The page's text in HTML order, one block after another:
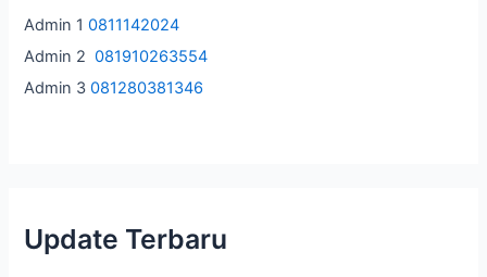
u
k
:
Admin 10811142024
Admin 2 081910263554
Admin 3081280381346
Update Terbaru